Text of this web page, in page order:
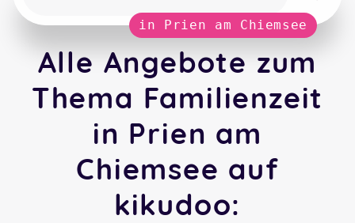
in Prien am Chiemsee
Alle Angebote zum
Thema Familienzeit
in Prien am
Chiemsee auf
kikudoo: